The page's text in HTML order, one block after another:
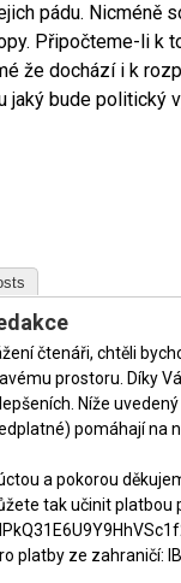
pádu. Nicméně
Připočteme-li k
že dochází i k
jaký bude politický
čtenáři, chtěli
prostoru. Díky
Níže
pomáhají na
a pokorou
tak učinit platbou
platby ze zahraničí: